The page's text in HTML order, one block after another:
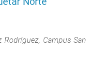
Rodríguez, Campus San